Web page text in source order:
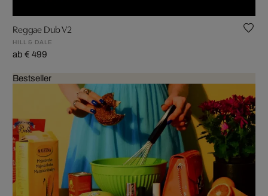
Reggae Dub V2
HILL & DALE
ab € 499
Bestseller